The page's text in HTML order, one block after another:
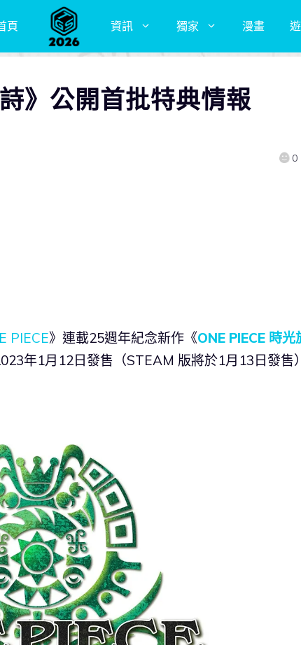
頁 資訊 獨家 漫畫
》公開首批特典情報
0
PIECE》連載25週年紀念新作《ONE PIECE 時光
年1月12日發售（STEAM 版將於1月13日發售